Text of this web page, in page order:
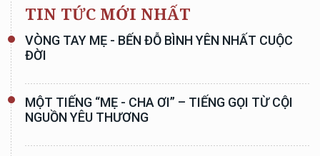
TIN TỨC MỚI NHẤT
VÒNG TAY MẸ - BẾN ĐỖ BÌNH YÊN NHẤT CUỘC
ĐỜI
MỘT TIẾNG “MẸ - CHA ƠI” – TIẾNG GỌI TỪ CỘI
NGUỒN YÊU THƯƠNG